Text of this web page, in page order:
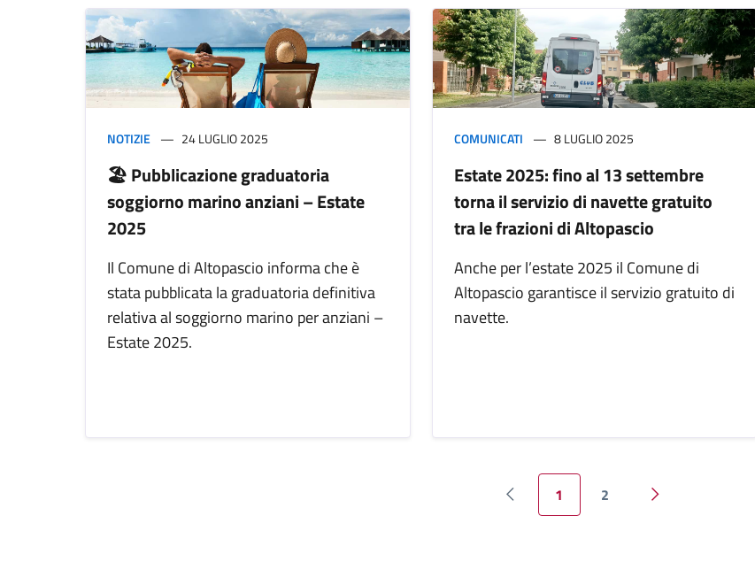
NOTIZIE 24 LUGLIO 2025
🏖️ Pubblicazione graduatoria
soggiorno marino anziani – Estate
2025
Il Comune di Altopascio informa che è
stata pubblicata la graduatoria definitiva
relativa al soggiorno marino per anziani –
Estate 2025.
COMUNICATI 8 LUGLIO 2025
Estate 2025: fino al 13 settembre
torna il servizio di navette gratuito
tra le frazioni di Altopascio
Anche per l’estate 2025 il Comune di
Altopascio garantisce il servizio gratuito di
navette.
Pagina precedente
1 2
Pagina successiva